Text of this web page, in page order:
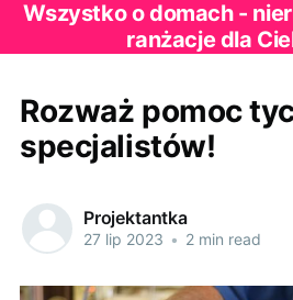
Wszystko o domach -
ranżacje dla
Rozważ pomoc
specjalistów!
Projektantka
27 lip 2023 • 2 min read